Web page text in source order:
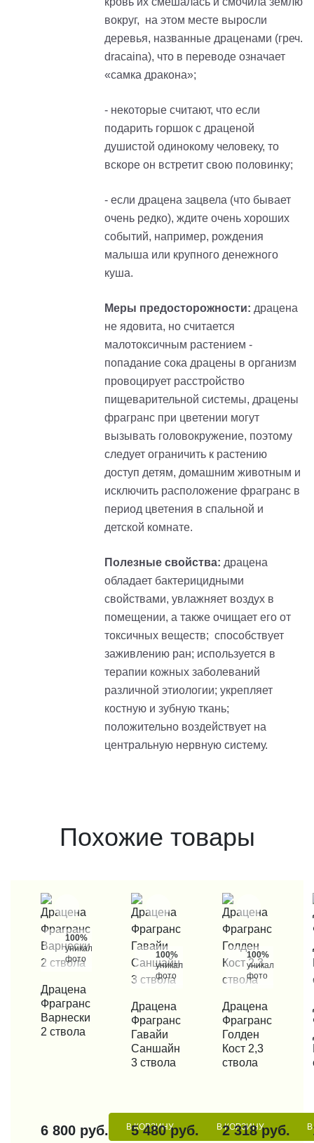
вокруг, на этом месте выросли
деревья, названные драценами (греч.
dracaina), что в переводе означает
«самка дракона»;
- некоторые считают, что если
подарить горшок с драценой
душистой одинокому человеку, то
вскоре он встретит свою половинку;
- если драцена зацвела (что бывает
очень редко), ждите очень хороших
событий, например, рождения
малыша или крупного денежного
куша.
Меры предосторожности: драцена
не ядовита, но считается
малотоксичным растением -
попадание сока драцены в организм
провоцирует расстройство
пищеварительной системы, драцены
фрагранс при цветении могут
вызывать головокружение, поэтому
следует ограничить к растению
доступ детям, домашним животным и
исключить расположение фрагранс в
период цветения в спальной и
детской комнате.
Полезные свойства: драцена
обладает бактерицидными
свойствами, увлажняет воздух в
помещении, а также очищает его от
токсичных веществ; способствует
заживлению ран; используется в
терапии кожных заболеваний
различной этиологии; укрепляет
костную и зубную ткань;
положительно воздействует на
центральную нервную систему.
Похожие товары
100%
уникальные
фото
КУПИТЬ В 1 КЛИК
Драцена
Фрагранс
Варнески
2 ствола
6 800 руб. В КОРЗИНУ
100%
уникальные
фото
КУПИТЬ В 1 КЛИК
Драцена
Фрагранс
Гавайи
Саншайн
3 ствола
5 480 руб. В КОРЗИНУ
100%
уникальные
фото
КУПИТЬ В 1 КЛИК
Драцена
Фрагранс
Голден
Кост 2,3
ствола
2 318 руб.